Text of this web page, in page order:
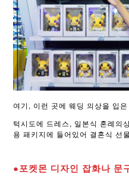
여기, 이런 곳에 웨딩 의상을 입
턱시도에 드레스, 일본식 혼례의
용 패키지에 들어있어 결혼식 선
●포켓몬 디자인 잡화나 문